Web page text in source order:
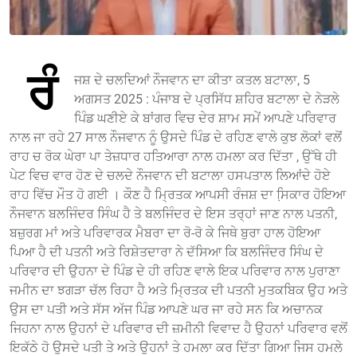
ਰੰ
ਜਸ਼ ਦੇ ਚਲਦਿਆਂ ਨੌਜਵਾਨ ਦਾ ਕੀਤਾ ਕਤਲ ਬਟਾਲਾ, 5
ਅਗਸਤ 2025 : ਪੰਜਾਬ ਦੇ ਪ੍ਰਸਿੱਧ ਸ਼ਹਿਰ ਬਟਾਲਾ ਦੇ ਨੇੜਲੇ
ਪਿੰਡ ਘਣੀਏ ਕੇ ਬਾਂਗਰ ਵਿਚ ਦੇਰ ਸ਼ਾਮ ਸਮੇਂ ਆਪਣੇ ਪਰਿਵਾਰ
ਨਾਲ ਜਾ ਰਹੇ 27 ਸਾਲ ਨੌਜਵਾਨ ਨੂੰ ਉਸਦੇ ਪਿੰਡ ਦੇ ਰਹਿਣ ਵਾਲੇ ਕੁਝ ਲੋਕਾਂ ਵਲੋਂ
ਰਾਹ ਚ ਰੋਕ ਘੇਰਾ ਪਾ ਤੇਜ਼ਧਾਰ ਹਤਿਆਰਾ ਨਾਲ ਹਮਲਾ ਕਰ ਦਿੱਤਾ , ਉੱਥੇ ਹੀ
ਪੇਟ ਵਿਚ ਵਾਰ ਹੋਣ ਦੇ ਚਲਦੇ ਨੌਜਵਾਨ ਦੀ ਬਟਾਲਾ ਹਸਪਤਾਲ ਲਿਆਂਦੇ ਹੋਏ
ਰਾਹ ਵਿੱਚ ਮੌਤ ਹੋ ਗਈ । ਕੌਣ ਹੈ ਮ੍ਰਿਤਕ ਆਪਸੀ ਰੰਜਸ਼ ਦਾ ਸਿ਼ਕਾਰ ਹੋਇਆ
ਨੌਜਵਾਨ ਬਲਜਿੰਦਰ ਸਿੰਘ ਹੈ ਤੇ ਬਲਜਿੰਦਰ ਦੇ ਇਸ ਤਰ੍ਹਾਂ ਜਾਣ ਨਾਲ ਪਤਨੀ,
ਬਜ਼ੁਰਗ ਮਾਂ ਅਤੇ ਪਰਿਵਾਰਕ ਮੈਬਰਾ ਦਾ ਰੋ-ਰੋ ਕੇ ਜਿਥੇ ਬੁਰਾ ਹਾਲ ਹੋਇਆ
ਪਿਆ ਹੈ ਦੀ ਪਤਨੀ ਅਤੇ ਰਿਸ਼ੇਤਦਾਰਾ ਨੇ ਦੱਸਿਆ ਕਿ ਬਲਜਿੰਦਰ ਸਿੰਘ ਦੇ
ਪਰਿਵਾਰ ਦੀ ਉਹਨਾ ਦੇ ਪਿੰਡ ਦੇ ਹੀ ਰਹਿਣ ਵਾਲੇ ਇਕ ਪਰਿਵਾਰ ਨਾਲ ਪੁਰਾਣਾ
ਜਮੀਨ ਦਾ ਝਗੜਾ ਚੱਲ ਰਿਹਾ ਹੈ ਅਤੇ ਮ੍ਰਿਤਕ ਦੀ ਪਤਨੀ ਮੁਤਕਬਿਕ ਉਹ ਅਤੇ
ਉਸ ਦਾ ਪਤੀ ਅਤੇ ਸੱਸ ਅੱਜ ਪਿੰਡ ਆਪਣੇ ਘਰ ਜਾ ਰਹੇ ਸਨ ਕਿ ਅਚਾਨਕ
ਜਿਹਨਾ ਨਾਲ ਉਹਨਾਂ ਦੇ ਪਰਿਵਾਰ ਦੀ ਜ਼ਮੀਨੀ ਵਿਵਾਦ ਹੈ ਉਹਨਾਂ ਪਰਿਵਾਰ ਵਲੋਂ
ਇਕੱਠੇ ਹੋ ਉਸਦੇ ਪਤੀ ਤੇ ਅਤੇ ਉਹਨਾਂ ਤੇ ਹਮਲਾ ਕਰ ਦਿੱਤਾ ਗਿਆ ਜਿਸ ਹਮਲੇ